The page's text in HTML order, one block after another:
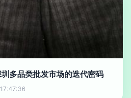
多品类批发市场的迭代密码